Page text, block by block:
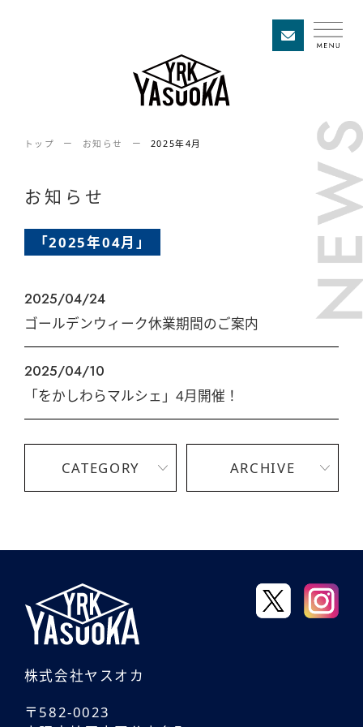
トップ お知らせ 2025年4月
お知らせ
「2025年04月」
2025/04/24
ゴールデンウィーク休業期間のご案内
2025/04/10
「をかしわらマルシェ」4月開催！
CATEGORY ARCHIVE
株式会社ヤスオカ
〒582-0023